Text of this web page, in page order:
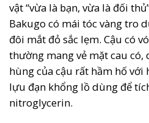
vật “vừa là bạn, vừa là đối
Bakugo có mái tóc vàng tro
đôi mắt đỏ sắc lẹm. Cậu có
thường mang vẻ mặt cau có,
hùng của cậu rất hầm hố với
lựu đạn khổng lồ dùng để
nitroglycerin.